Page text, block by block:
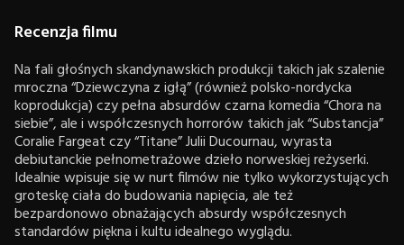
Recenzja filmu
Na fali głośnych skandynawskich produkcji takich jak szalenie
mroczna “Dziewczyna z igłą” (również polsko-nordycka
koprodukcja) czy pełna absurdów czarna komedia “Chora na
siebie”, ale i współczesnych horrorów takich jak “Substancja”
Coralie Fargeat czy “Titane” Julii Ducournau, wyrasta
debiutanckie pełnometrażowe dzieło norweskiej reżyserki.
Idealnie wpisuje się w nurt filmów nie tylko wykorzystujących
groteskę ciała do budowania napięcia, ale też
bezpardonowo obnażających absurdy współczesnych
standardów piękna i kultu idealnego wyglądu.